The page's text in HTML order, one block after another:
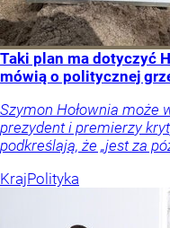
Taki plan ma dotyczyć
mówią o politycznej
Szymon Hołownia może
prezydent i premierzy
podkreślają, że „jest za
KrajPolityka